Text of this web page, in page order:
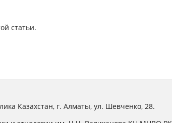
статьи.
Казахстан, г. Алматы, ул. Шевченко, 28.